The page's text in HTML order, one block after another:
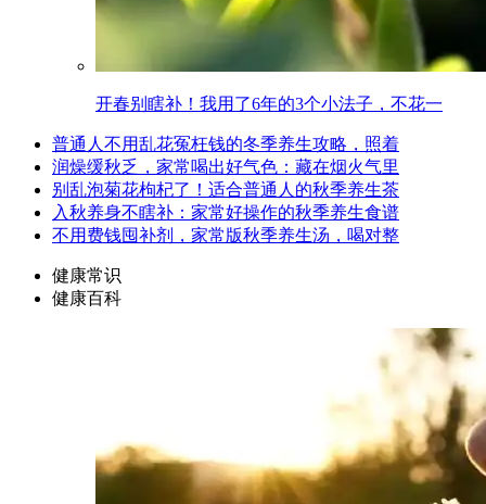
开春别瞎补！我用了6年的3个小法子，不花一
普通人不用乱花冤枉钱的冬季养生攻略，照着
润燥缓秋乏，家常喝出好气色：藏在烟火气里
别乱泡菊花枸杞了！适合普通人的秋季养生茶
入秋养身不瞎补：家常好操作的秋季养生食谱
不用费钱囤补剂，家常版秋季养生汤，喝对整
健康常识
健康百科